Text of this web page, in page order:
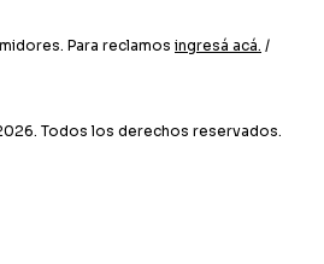
Para reclamos ingresá acá. /
Todos los derechos reservados.